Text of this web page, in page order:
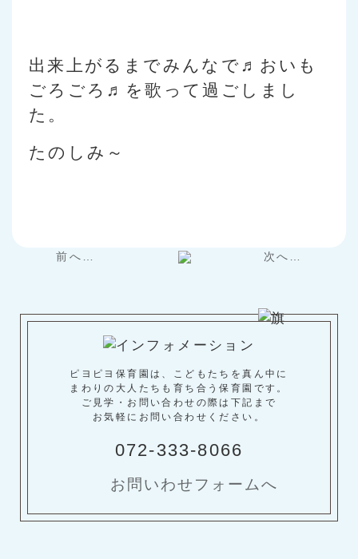
出来上がるまでみんなで♬おいも
ごろごろ♬を歌って過ごしまし
た。
たのしみ～
前へ… 次へ…
ピヨピヨ保育園は、こどもたちを真ん中に
まわりの大人たちも育ち合う保育園です。
ご見学・お問い合わせの際は下記まで
お気軽にお問い合わせください。
072-333-8066
お問いわせフォームへ